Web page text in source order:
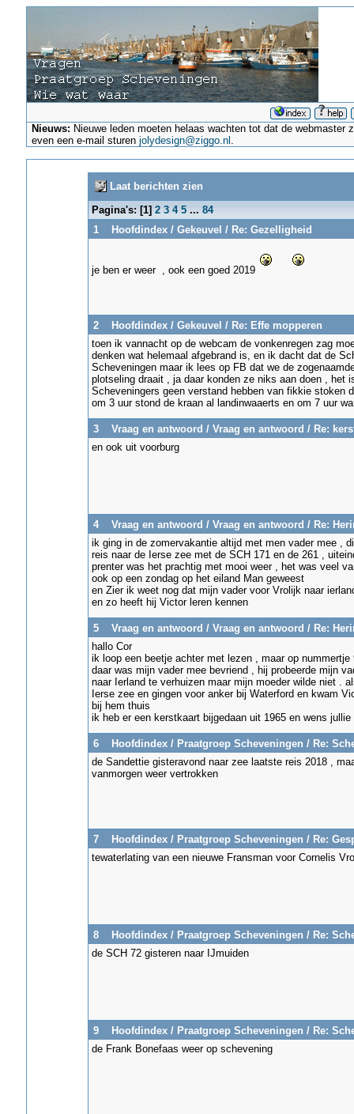
Nieuws: Nieuwe leden moeten helaas wachten tot dat de
even een e-mail sturenjolydesign@ziggo.nl .
Laat berichten zien
Pagina's: [1] 2 3 4 5 ... 84
1
Hoofdindex/ Gekeuvel / Re: Gezelligheid
je ben er weer , ook een goed 2019
2 Hoofdindex/ Gekeuvel / Re: Effe mopperen
toen ik vannacht op de webcam de vonkenregen zag
denken wat helemaal afgebrand is, en ik dacht dat de
Scheveningen maar ik lees op FB dat we de
plotseling draait , ja daar konden ze niks aan doen , het
Scheveningers geen verstand hebben van fikkie stoken
om 3 uur stond de kraan al landinwaaerts en om 7 uur
3 Vraag en antwoord / Vraag en antwoord / Re:
en ook uit voorburg
4 Vraag en antwoord / Vraag en antwoord / Re:
ik ging in de zomervakantie altijd met men vader mee ,
reis naar de Ierse zee met de SCH 171 en de 261 ,
prenter was het prachtig met mooi weer , het was veel
ook op een zondag op het eiland Man geweest
en Zier ik weet nog dat mijn vader voor Vrolijk naar
en zo heeft hij Victor leren kennen
5 Vraag en antwoord / Vraag en antwoord / Re:
hallo Cor
ik loop een beetje achter met lezen , maar op
daar was mijn vader mee bevriend , hij probeerde mijn
naar Ierland te verhuizen maar mijn moeder wilde niet .
Ierse zee en gingen voor anker bij Waterford en kwam
bij hem thuis
ik heb er een kerstkaart bijgedaan uit 1965 en wens
6 Hoofdindex/ Praatgroep Scheveningen / Re:
de Sandettie gisteravond naar zee laatste reis 2018 ,
vanmorgen weer vertrokken
7 Hoofdindex/ Praatgroep Scheveningen / Re:
tewaterlating van een nieuwe Fransman voor Cornelis
8 Hoofdindex/ Praatgroep Scheveningen / Re:
de SCH 72 gisteren naar IJmuiden
9 Hoofdindex/ Praatgroep Scheveningen / Re:
de Frank Bonefaas weer op schevening